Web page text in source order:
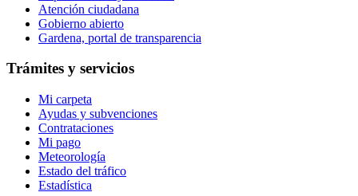
Atención ciudadana
Gobierno abierto
Gardena, portal de transparencia
Trámites y servicios
Mi carpeta
Ayudas y subvenciones
Contrataciones
Mi pago
Meteorología
Estado del tráfico
Estadística